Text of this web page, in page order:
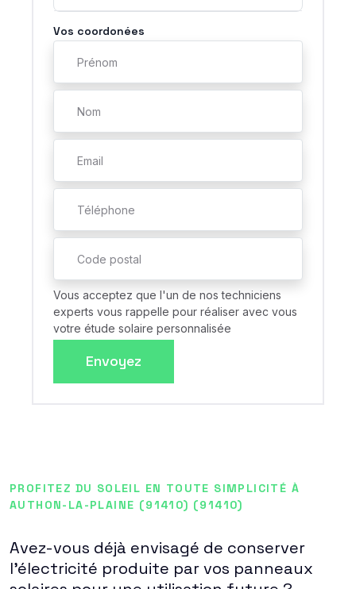
Vos coordonées
Vous acceptez que l'un de nos techniciens
experts vous rappelle pour réaliser avec vous
votre étude solaire personnalisée
Envoyez
PROFITEZ DU SOLEIL EN TOUTE SIMPLICITÉ À
AUTHON-LA-PLAINE (91410) (91410)
Avez-vous déjà envisagé de conserver
l'électricité produite par vos panneaux